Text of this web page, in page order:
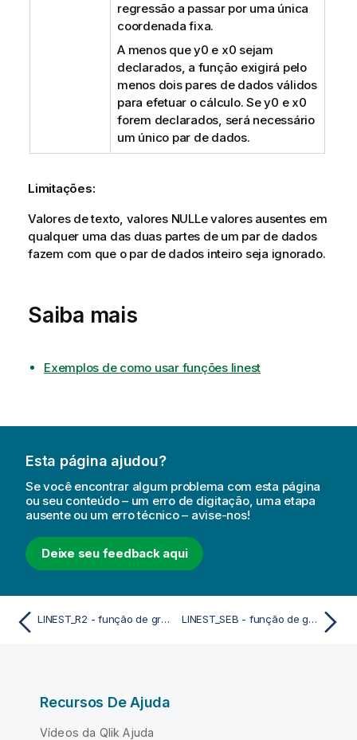
regressão a passar por uma única
coordenada fixa.
A menos quey0 e x0 sejam
declarados, a função exigirá pelo
menos dois pares de dados válidos
para efetuar o cálculo. Sey0 e x0
forem declarados, será necessário
um único par de dados.
Limitações:
Valores de texto, valores NULLe valores ausentes em
qualquer uma das duas partes de um par de dados
fazem com que o par de dados inteiro seja ignorado.
Saiba mais
Exemplos de como usar funções linest
Esta página ajudou?
Se você encontrar algum problema com esta página
ou seu conteúdo – um erro de digitação, uma etapa
ausente ou um erro técnico – avise-nos!
Deixe seu feedback aqui
LINEST_R2 - função de gráfico LINEST_SEB - função de gráfico
Recursos De Ajuda
Vídeos da Qlik Ajuda